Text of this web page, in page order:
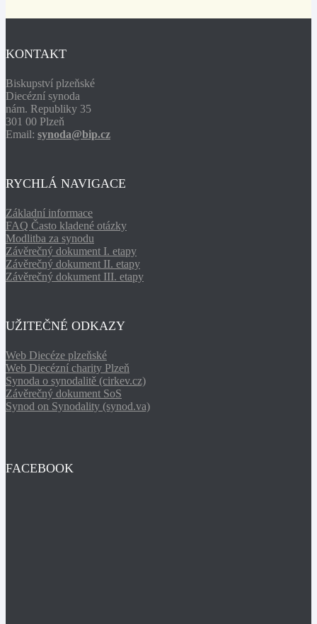
KONTAKT
Biskupství plzeňské
Diecézní synoda
nám. Republiky 35
301 00 Plzeň
Email: synoda@bip.cz
RYCHLÁ NAVIGACE
Základní informace
FAQ Často kladené otázky
Modlitba za synodu
Závěrečný dokument I. etapy
Závěrečný dokument II. etapy
Závěrečný dokument III. etapy
UŽITEČNÉ ODKAZY
Web Diecéze plzeňské
Web Diecézní charity Plzeň
Synoda o synodalitě (cirkev.cz)
Závěrečný dokument SoS
Synod on Synodality (synod.va)
FACEBOOK